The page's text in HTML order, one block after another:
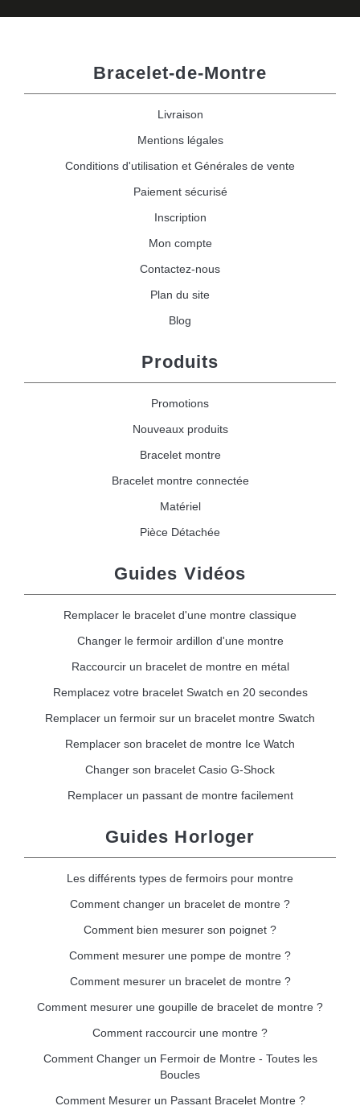
Bracelet-de-Montre
Livraison
Mentions légales
Conditions d'utilisation et Générales de vente
Paiement sécurisé
Inscription
Mon compte
Contactez-nous
Plan du site
Blog
Produits
Promotions
Nouveaux produits
Bracelet montre
Bracelet montre connectée
Matériel
Pièce Détachée
Guides Vidéos
Remplacer le bracelet d'une montre classique
Changer le fermoir ardillon d'une montre
Raccourcir un bracelet de montre en métal
Remplacez votre bracelet Swatch en 20 secondes
Remplacer un fermoir sur un bracelet montre Swatch
Remplacer son bracelet de montre Ice Watch
Changer son bracelet Casio G-Shock
Remplacer un passant de montre facilement
Guides Horloger
Les différents types de fermoirs pour montre
Comment changer un bracelet de montre ?
Comment bien mesurer son poignet ?
Comment mesurer une pompe de montre ?
Comment mesurer un bracelet de montre ?
Comment mesurer une goupille de bracelet de montre ?
Comment raccourcir une montre ?
Comment Changer un Fermoir de Montre - Toutes les
Boucles
Comment Mesurer un Passant Bracelet Montre ?